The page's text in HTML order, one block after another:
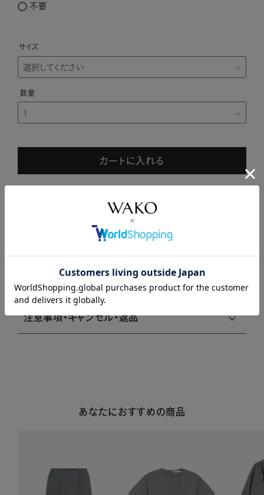
不要
サイズ
カートに入れる
商品詳細
注意事項・キャンセル・返品
あなたにおすすめの商品